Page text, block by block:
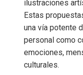
ilustraciones
Estas
una vía potente
personal como
emociones,
culturales.